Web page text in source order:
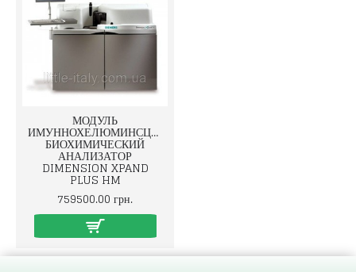
МОДУЛЬ
ИМУННОХЕЛЮМИНСЦЕНТНЫЙ
БИОХИМИЧЕСКИЙ
АНАЛИЗАТОР
DIMENSION XPAND
PLUS HM
759500.00 грн.